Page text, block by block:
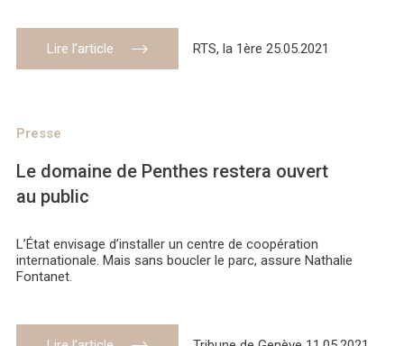
Lire l’article RTS, la 1ère 25.05.2021
Presse
Le domaine de Penthes restera ouvert
au public
L’État envisage d’installer un centre de coopération
internationale. Mais sans boucler le parc, assure Nathalie
Fontanet.